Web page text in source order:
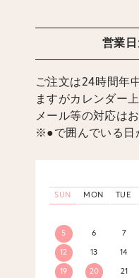
営業
ご注文は24時間年
ますがカレンダー
メール等の対応は
※●で囲んでいる日
SUN MON TUE
5 6 7
12 13 14
19 20 21